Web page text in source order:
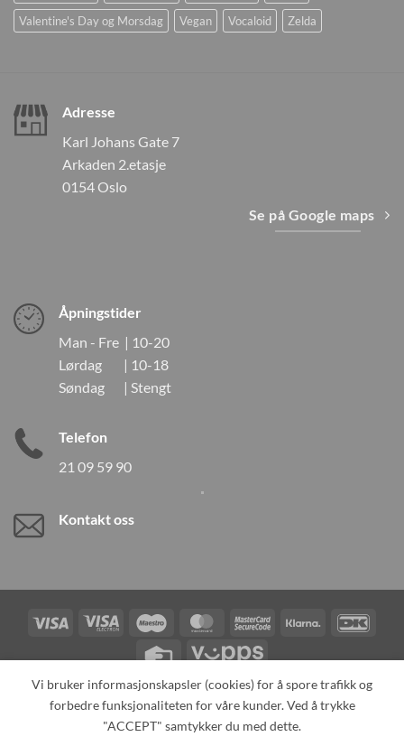
Valentine's Day og Morsdag
Vegan Vocaloid Zelda
Adresse
Karl Johans Gate 7
Arkaden 2.etasje
0154 Oslo
Se på Google maps
Åpningstider
Man - Fre | 10-20
Lørdag | 10-18
Søndag | Stengt
Telefon
21 09 59 90
Kontakt oss
Visa
Visa
Maestro MasterCardMasterCardKlarna
Credit
Vipps
TILBAKEKALLINGER KONTAKT OSS
OM OSS
SPESIALBESTILLING
MIN KONTO ALL PRODUCTS
Vi bruker informasjonskapsler (cookies) for å spore trafikk og
forbedre funksjonaliteten for våre kunder. Ved å trykke
"ACCEPT" samtykker du med dette.